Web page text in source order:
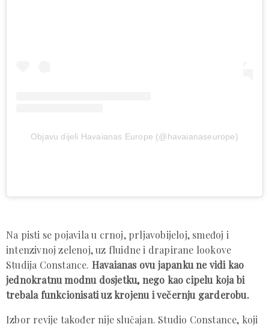
Objavu dijeli Havaianas Europe (@havaianaseurope)
Na pisti se pojavila u crnoj, prljavobijeloj, smeđoj i
intenzivnoj zelenoj, uz fluidne i drapirane lookove
Studija Constance. Havaianas ovu japanku ne vidi kao
jednokratnu modnu dosjetku, nego kao cipelu koja bi
trebala funkcionisati uz krojenu i večernju garderobu.
Izbor revije također nije slučajan. Studio Constance, koji